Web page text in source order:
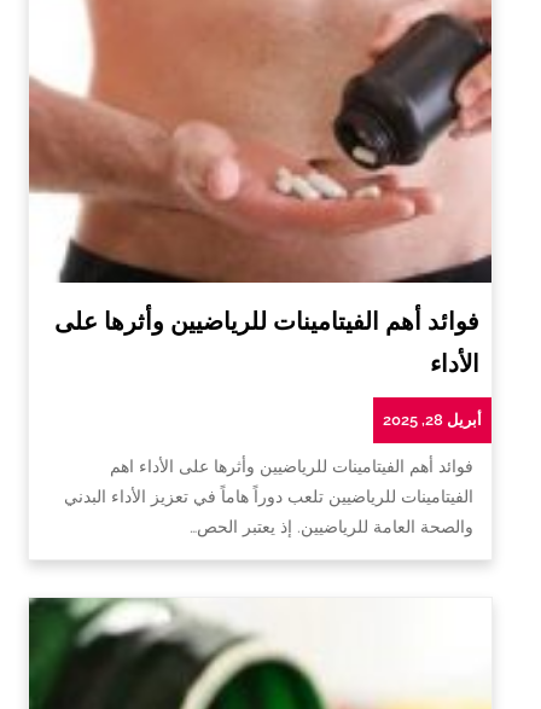
فوائد أهم الفيتامينات للرياضيين وأثرها على
الأداء
أبريل 28, 2025
فوائد أهم الفيتامينات للرياضيين وأثرها على الأداء اهم
الفيتامينات للرياضيين تلعب دوراً هاماً في تعزيز الأداء البدني
والصحة العامة للرياضيين. إذ يعتبر الحص…